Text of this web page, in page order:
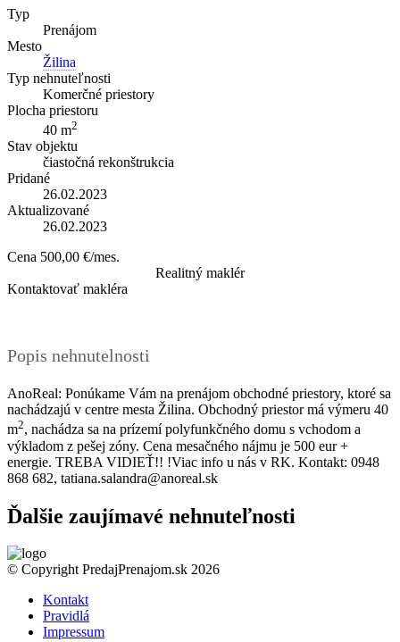
Typ
Prenájom
Mesto
Žilina
Typ nehnuteľnosti
Komerčné priestory
Plocha priestoru
40 m2
Stav objektu
čiastočná rekonštrukcia
Pridané
26.02.2023
Aktualizované
26.02.2023
Cena 500,00 €/mes.
Realitný maklér
Kontaktovať makléra
Popis nehnutelnosti
AnoReal: Ponúkame Vám na prenájom obchodné priestory, ktoré sa
nachádzajú v centre mesta Žilina. Obchodný priestor má výmeru 40
m2, nachádza sa na prízemí polyfunkčného domu s vchodom a
výkladom z pešej zóny. Cena mesačného nájmu je 500 eur +
energie. TREBA VIDIEŤ!! !Viac info u nás v RK. Kontakt: 0948
868 682, tatiana.salandra@anoreal.sk
Ďalšie zaujímavé nehnuteľnosti
© Copyright PredajPrenajom.sk 2026
Kontakt
Pravidlá
Impressum